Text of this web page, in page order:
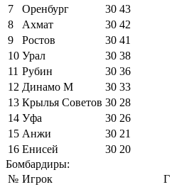
7
Оренбург 30 43
8
Ахмат 30 42
9
Ростов 30 41
10 Урал 30 38
11 Рубин 30 36
12 Динамо М 30 33
13 Крылья Советов 30 28
14 Уфа 30 26
15 Анжи 30 21
16 Енисей 30 20
Бомбардиры:
№ Игрок
Г